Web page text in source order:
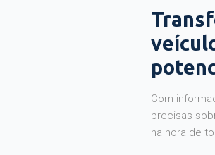
Com
precisas
na hora de